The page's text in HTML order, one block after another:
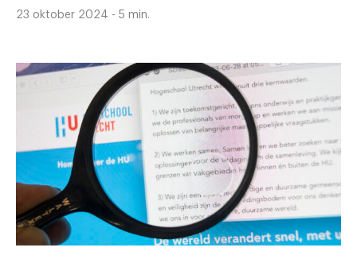
23 oktober 2024 - 5 min.